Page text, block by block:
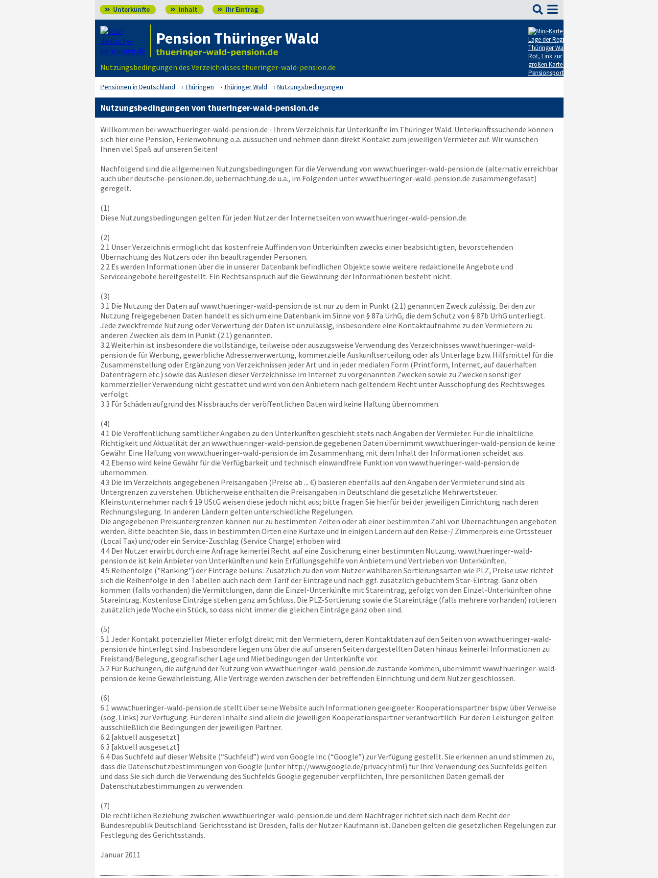
 Unterkünfte  Inhalt  Ihr Eintrag 
Pension Thüringer Wald
Nutzungsbedingungen des Verzeichnisses thueringer-wald-pension.de
Pensionen in Deutschland Thüringen Thüringer Wald Nutzungsbedingungen
Nutzungsbedingungen von thueringer-wald-pension.de
Willkommen bei www.thueringer-wald-pension.de - Ihrem Verzeichnis für Unterkünfte im Thüringer Wald. Unterkunftssuchende können
sich hier eine Pension, Ferienwohnung o.ä. aussuchen und nehmen dann direkt Kontakt zum jeweiligen Vermieter auf. Wir wünschen
Ihnen viel Spaß auf unseren Seiten!
Nachfolgend sind die allgemeinen Nutzungsbedingungen für die Verwendung von www.thueringer-wald-pension.de (alternativ erreichbar
auch über deutsche-pensionen.de, uebernachtung.de u.a., im Folgenden unterwww.thueringer-wald-pension.de zusammengefasst)
geregelt.
(1)
Diese Nutzungsbedingungen gelten für jeden Nutzer der Internetseiten von www.thueringer-wald-pension.de.
(2)
2.1 Unser Verzeichnis ermöglicht das kostenfreie Auffinden von Unterkünften zwecks einer beabsichtigten, bevorstehenden
Übernachtung des Nutzers oder ihn beauftragender Personen.
2.2 Es werden Informationen über die in unserer Datenbank befindlichen Objekte sowie weitere redaktionelle Angebote und
Serviceangebote bereitgestellt. Ein Rechtsanspruch auf die Gewährung der Informationen besteht nicht.
(3)
3.1 Die Nutzung der Daten aufwww.thueringer-wald-pension.de ist nur zu dem in Punkt (2.1) genannten Zweck zulässig. Bei den zur
Nutzung freigegebenen Daten handelt es sich um eine Datenbank im Sinne von § 87a UrhG, die dem Schutz von § 87b UrhG unterliegt.
Jede zweckfremde Nutzung oder Verwertung der Daten ist unzulässig, insbesondere eine Kontaktaufnahme zu den Vermietern zu
anderen Zwecken als dem in Punkt (2.1) genannten.
3.2 Weiterhin ist insbesondere die vollständige, teilweise oder auszugsweise Verwendung des Verzeichnisses www.thueringer-wald-
pension.de für Werbung, gewerbliche Adressenverwertung, kommerzielle Auskunftserteilung oder als Unterlage bzw. Hilfsmittel für die
Zusammenstellung oder Ergänzung von Verzeichnissen jeder Art und in jeder medialen Form (Printform, Internet, auf dauerhaften
Datenträgern etc.) sowie das Auslesen dieser Verzeichnisse im Internet zu vorgenannten Zwecken sowie zu Zwecken sonstiger
kommerzieller Verwendung nicht gestattet und wird von den Anbietern nach geltendem Recht unter Ausschöpfung des Rechtsweges
verfolgt.
3.3 Für Schäden aufgrund des Missbrauchs der veröffentlichen Daten wird keine Haftung übernommen.
(4)
4.1 Die Veröffentlichung sämtlicher Angaben zu den Unterkünften geschieht stets nach Angaben der Vermieter. Für die inhaltliche
Richtigkeit und Aktualität der an www.thueringer-wald-pension.de gegebenen Daten übernimmt www.thueringer-wald-pension.de keine
Gewähr. Eine Haftung von www.thueringer-wald-pension.de im Zusammenhang mit dem Inhalt der Informationen scheidet aus.
4.2 Ebenso wird keine Gewähr für die Verfügbarkeit und technisch einwandfreie Funktion von www.thueringer-wald-pension.de
übernommen.
4.3 Die im Verzeichnis angegebenen Preisangaben (Preise ab ... €) basieren ebenfalls auf den Angaben der Vermieter und sind als
Untergrenzen zu verstehen. Üblicherweise enthalten die Preisangaben in Deutschland die gesetzliche Mehrwertsteuer.
Kleinstunternehmer nach § 19 UStG weisen diese jedoch nicht aus; bitte fragen Sie hierfür bei der jeweiligen Einrichtung nach deren
Rechnungslegung. In anderen Ländern gelten unterschiedliche Regelungen.
Die angegebenen Preisuntergrenzen können nur zu bestimmten Zeiten oder ab einer bestimmten Zahl von Übernachtungen angeboten
werden. Bitte beachten Sie, dass in bestimmten Orten eine Kurtaxe und in einigen Ländern auf den Reise-/ Zimmerpreis eine Ortssteuer
(Local Tax) und/oder ein Service-Zuschlag (Service Charge) erhoben wird.
4.4 Der Nutzer erwirbt durch eine Anfrage keinerlei Recht auf eine Zusicherung einer bestimmten Nutzung. www.thueringer-wald-
pension.de ist kein Anbieter von Unterkünften und kein Erfüllungsgehilfe von Anbietern und Vertrieben von Unterkünften.
4.5 Reihenfolge ("Ranking") der Einträge bei uns: Zusätzlich zu den vom Nutzer wählbaren Sortierungsarten wie PLZ, Preise usw. richtet
sich die Reihenfolge in den Tabellen auch nach dem Tarif der Einträge und nach ggf. zusätzlich gebuchtem Star-Eintrag. Ganz oben
kommen (falls vorhanden) die Vermittlungen, dann die Einzel-Unterkünfte mit Stareintrag, gefolgt von den Einzel-Unterkünften ohne
Stareintrag. Kostenlose Einträge stehen ganz am Schluss. Die PLZ-Sortierung sowie die Stareinträge (falls mehrere vorhanden) rotieren
zusätzlich jede Woche ein Stück, so dass nicht immer die gleichen Einträge ganz oben sind.
(5)
5.1 Jeder Kontakt potenzieller Mieter erfolgt direkt mit den Vermietern, deren Kontaktdaten auf den Seiten von www.thueringer-wald-
pension.de hinterlegt sind. Insbesondere liegen uns über die auf unseren Seiten dargestellten Daten hinaus keinerlei Informationen zu
Freistand/Belegung, geografischer Lage und Mietbedingungen der Unterkünfte vor.
5.2 Für Buchungen, die aufgrund der Nutzung von www.thueringer-wald-pension.de zustande kommen, übernimmt www.thueringer-wald-
pension.de keine Gewährleistung. Alle Verträge werden zwischen der betreffenden Einrichtung und dem Nutzer geschlossen.
(6)
6.1 www.thueringer-wald-pension.de stellt über seine Website auch Informationen geeigneter Kooperationspartner bspw. über Verweise
(sog. Links) zur Verfügung. Für deren Inhalte sind allein die jeweiligen Kooperationspartner verantwortlich. Für deren Leistungen gelten
ausschließlich die Bedingungen der jeweiligen Partner.
6.2 [aktuell ausgesetzt]
6.3 [aktuell ausgesetzt]
6.4 Das Suchfeld auf dieser Website (“Suchfeld”) wird von Google Inc (“Google”) zur Verfügung gestellt. Sie erkennen an und stimmen zu,
dass die Datenschutzbestimmungen von Google (unter http://www.google.de/privacy.html) für Ihre Verwendung des Suchfelds gelten
und dass Sie sich durch die Verwendung des Suchfelds Google gegenüber verpflichten, Ihre persönlichen Daten gemäß der
Datenschutzbestimmungen zu verwenden.
(7)
Die rechtlichen Beziehung zwischen www.thueringer-wald-pension.de und dem Nachfrager richtet sich nach dem Recht der
Bundesrepublik Deutschland. Gerichtsstand ist Dresden, falls der Nutzer Kaufmann ist. Daneben gelten die gesetzlichen Regelungen zur
Festlegung des Gerichtsstands.
Januar 2011